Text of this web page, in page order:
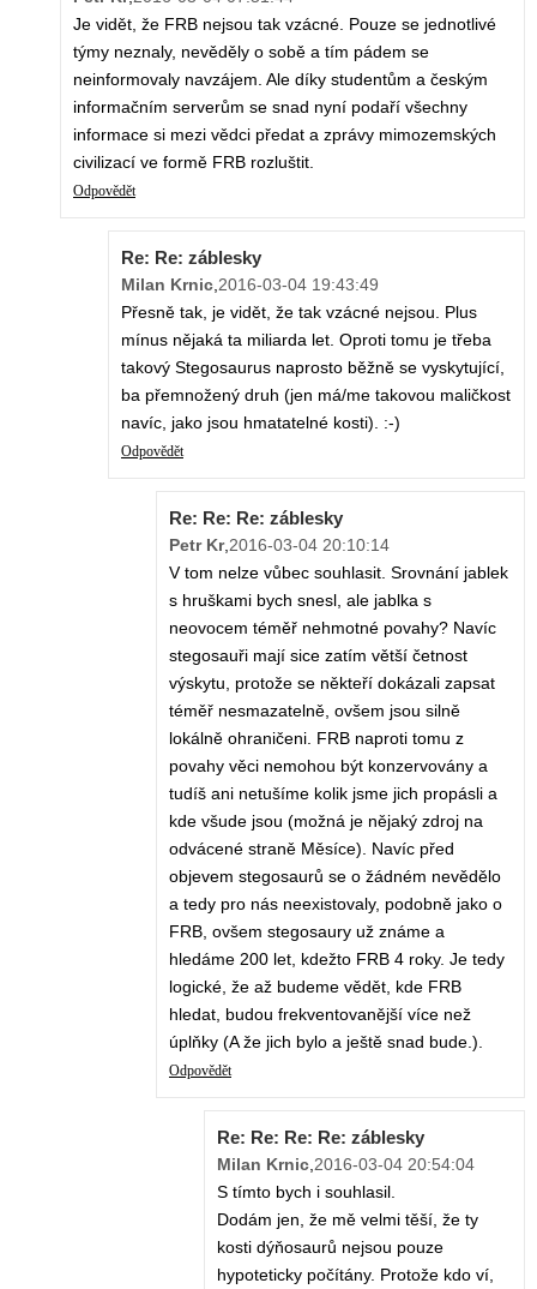
Je vidět, že FRB nejsou tak vzácné. Pouze se jednotlivé
týmy neznaly, nevěděly o sobě a tím pádem se
neinformovaly navzájem. Ale díky studentům a českým
informačním serverům se snad nyní podaří všechny
informace si mezi vědci předat a zprávy mimozemských
civilizací ve formě FRB rozluštit.
Odpovědět
Re: Re: záblesky
Milan Krnic,2016-03-04 19:43:49
Přesně tak, je vidět, že tak vzácné nejsou. Plus
mínus nějaká ta miliarda let. Oproti tomu je třeba
takový Stegosaurus naprosto běžně se vyskytující,
ba přemnožený druh (jen má/me takovou maličkost
navíc, jako jsou hmatatelné kosti). :-)
Odpovědět
Re: Re: Re: záblesky
Petr Kr,2016-03-04 20:10:14
V tom nelze vůbec souhlasit. Srovnání jablek
s hruškami bych snesl, ale jablka s
neovocem téměř nehmotné povahy? Navíc
stegosauři mají sice zatím větší četnost
výskytu, protože se někteří dokázali zapsat
téměř nesmazatelně, ovšem jsou silně
lokálně ohraničeni. FRB naproti tomu z
povahy věci nemohou být konzervovány a
tudíš ani netušíme kolik jsme jich propásli a
kde všude jsou (možná je nějaký zdroj na
odvácené straně Měsíce). Navíc před
objevem stegosaurů se o žádném nevědělo
a tedy pro nás neexistovaly, podobně jako o
FRB, ovšem stegosaury už známe a
hledáme 200 let, kdežto FRB 4 roky. Je tedy
logické, že až budeme vědět, kde FRB
hledat, budou frekventovanější více než
úplňky (A že jich bylo a ještě snad bude.).
Odpovědět
Re: Re: Re: Re: záblesky
Milan Krnic,2016-03-04 20:54:04
S tímto bych i souhlasil.
Dodám jen, že mě velmi těší, že ty
kosti dýňosaurů nejsou pouze
hypoteticky počítány. Protože kdo ví,